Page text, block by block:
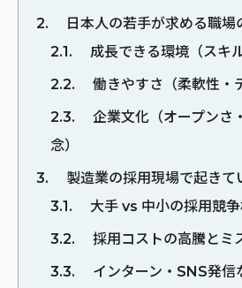
2
日本人の若手が求める職場
2.1
成長できる環境（スキ
2.2
働きやすさ（柔軟性・
2.3
企業文化（オープンさ
念）
3
製造業の採用現場で起きて
3.1
大手 vs 中小の採用競
3.2
採用コストの高騰とミ
3.3
インターン・SNS発信